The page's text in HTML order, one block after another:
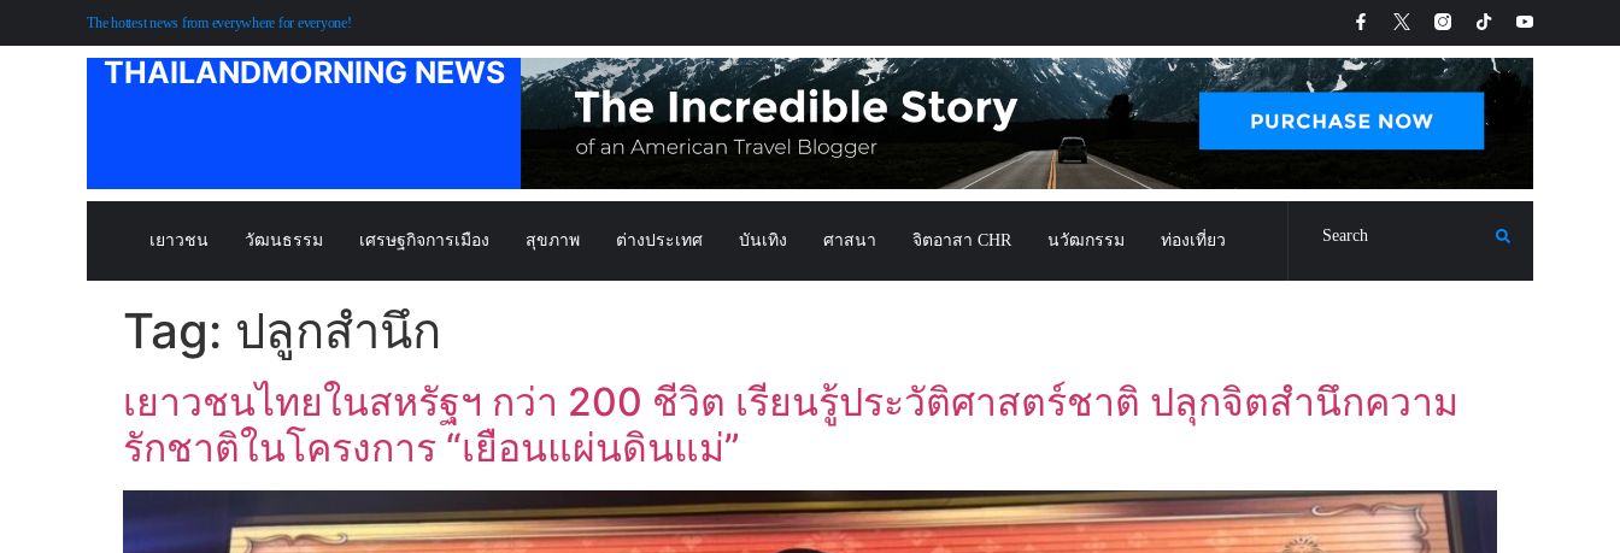
The hottest news from everywhere for everyone!
THAILANDMORNING NEWS
เยาวชน วัฒนธรรม เศรษฐกิจการเมือง สุขภาพ ต่างประเทศ บันเทิง ศาสนา จิตอาสา CHR นวัฒกรรม ท่องเที่ยว
Tag: ปลูกสำนึก
เยาวชนไทยในสหรัฐฯ กว่า 200 ชีวิต เรียนรู้ประวัติศาสตร์ชาติ ปลุกจิตสำนึกความ
รักชาติในโครงการ “เยือนแผ่นดินแม่”